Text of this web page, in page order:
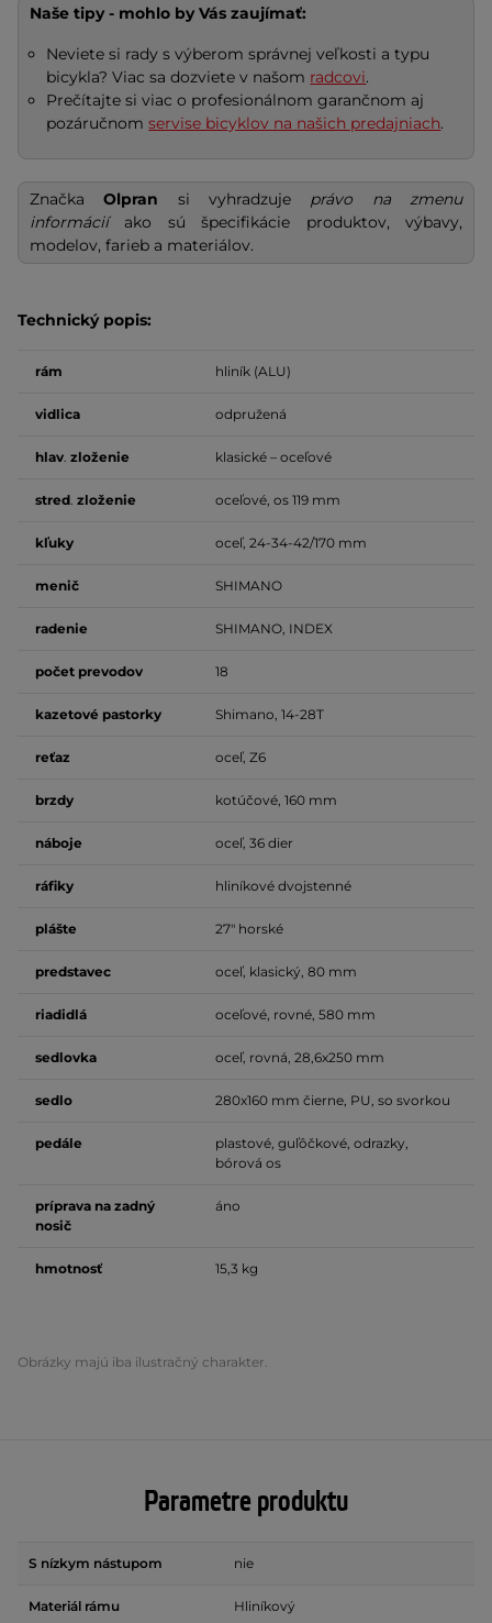
Naše tipy - mohlo by Vás zaujímať:
Neviete si rady s výberom správnej veľkosti a typu
bicykla? Viac sa dozviete v našom radcovi.
Prečítajte si viac o profesionálnom garančnom aj
pozáručnomservise bicyklov na našich predajniach.
ZnačkaOlpran si vyhradzuje právo na zmenu
informáciíako sú špecifikácie produktov, výbavy,
modelov, farieb a materiálov.
Technický popis:
rám hliník (ALU)
vidlica odpružená
hlav. zloženie klasické – oceľové
stred. zloženie oceľové, os 119 mm
kľuky oceľ, 24-34-42/170 mm
menič SHIMANO
radenie SHIMANO, INDEX
počet prevodov 18
kazetové pastorky Shimano, 14-28T
reťaz oceľ, Z6
brzdy kotúčové, 160 mm
náboje oceľ, 36 dier
ráfiky hliníkové dvojstenné
plášte 27" horské
predstavec oceľ, klasický, 80 mm
riadidlá oceľové, rovné, 580 mm
sedlovka oceľ, rovná, 28,6x250 mm
sedlo 280x160 mm čierne, PU, so svorkou
pedále
plastové, guľôčkové, odrazky,
bórová os
príprava na zadný
nosič
áno
hmotnosť 15,3 kg
Obrázky majú iba ilustračný charakter.
Parametre produktu
S nízkym nástupom nie
Materiál rámu Hliníkový